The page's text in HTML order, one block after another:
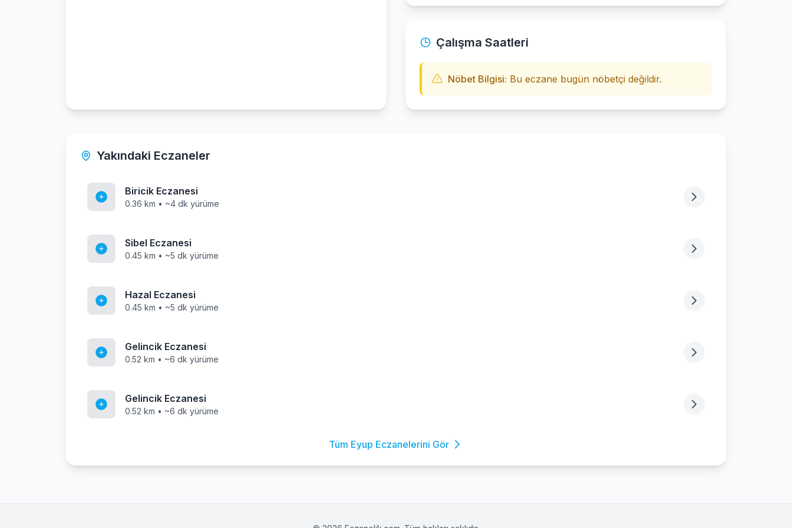
Çalışma Saatleri
Nöbet Bilgisi: Bu eczane bugün nöbetçi değildir.
Yakındaki Eczaneler
Biricik Eczanesi
0.36 km • ~4 dk yürüme
Sibel Eczanesi
0.45 km • ~5 dk yürüme
Hazal Eczanesi
0.45 km • ~5 dk yürüme
Gelincik Eczanesi
0.52 km • ~6 dk yürüme
Gelincik Eczanesi
0.52 km • ~6 dk yürüme
Tüm Eyup Eczanelerini Gör